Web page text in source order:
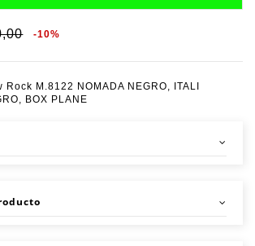
-10%
Rock M.8122 NOMADA NEGRO, ITALI
BOX PLANE